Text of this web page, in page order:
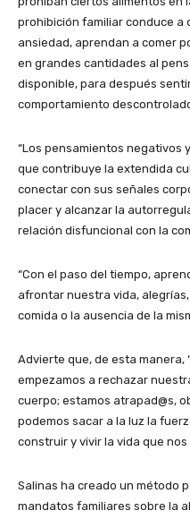
prohibición familiar conduce a
ansiedad, aprendan a comer
en grandes cantidades al
disponible, para después
comportamiento
“Los pensamientos negativos
que contribuye la extendida
conectar con sus señales
placer y alcanzar la
relación disfuncional con la
“Con el paso del tiempo,
afrontar nuestra vida,
comida o la ausencia de la
Advierte que, de esta manera,
empezamos a rechazar
cuerpo; estamos atrapad@s,
podemos sacar a la luz la
construir y vivir la vida que nos
Salinas ha creado un método
mandatos familiares sobre la